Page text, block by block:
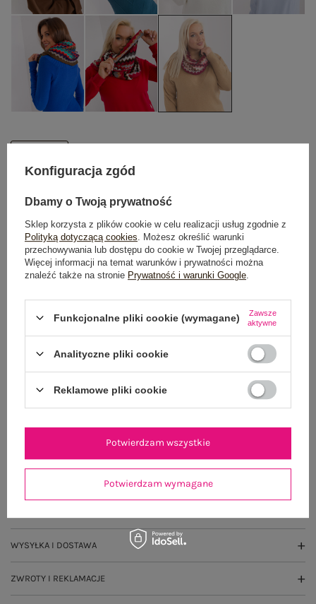
DODAJ DO KOSZYKA
Możesz kupić także poprzez:
Wysyłkajutro
WYSYŁKA I DOSTAWA
ZWROTY I REKLAMACJE
Konfiguracja zgód
Dbamy o Twoją prywatność
Sklep korzysta z plików cookie w celu realizacji usług zgodnie z
Polityką dotyczącą cookies . Możesz określić warunki
przechowywania lub dostępu do cookie w Twojej przeglądarce.
Więcej informacji na temat warunków i prywatności można
znaleźć także na stronie Prywatność i warunki Google
Funkcjonalne pliki cookie (wymagane)
Zawsze
aktywne
Analityczne pliki cookie
Reklamowe pliki cookie
Potwierdzam wymagane
Potwierdzam wszystkie